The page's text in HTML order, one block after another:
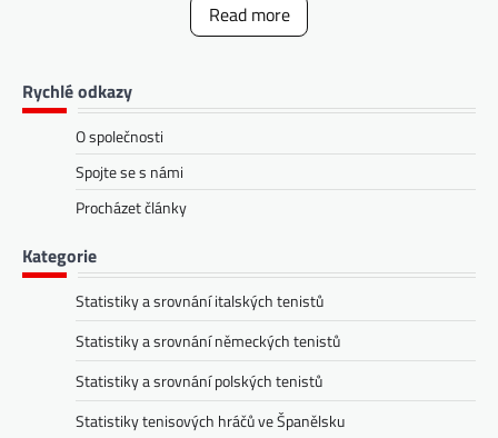
Read more
Rychlé odkazy
O společnosti
Spojte se s námi
Procházet články
Kategorie
Statistiky a srovnání italských tenistů
Statistiky a srovnání německých tenistů
Statistiky a srovnání polských tenistů
Statistiky tenisových hráčů ve Španělsku